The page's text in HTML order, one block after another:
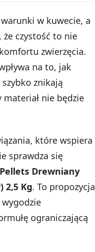
w kuwecie, a
czystość to nie
zwierzęcia.
na to, jak
znikają
materiał nie będzie
które wspiera
sprawdza się
Drewniany
2,5 Kg. To propozycja
ograniczającą